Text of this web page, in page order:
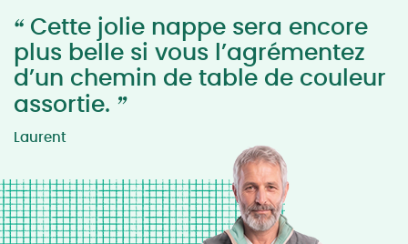
“ Cette jolie nappe sera encore
plus belle si vous l’agrémentez
d’un chemin de table de couleur
assortie. ”
Laurent